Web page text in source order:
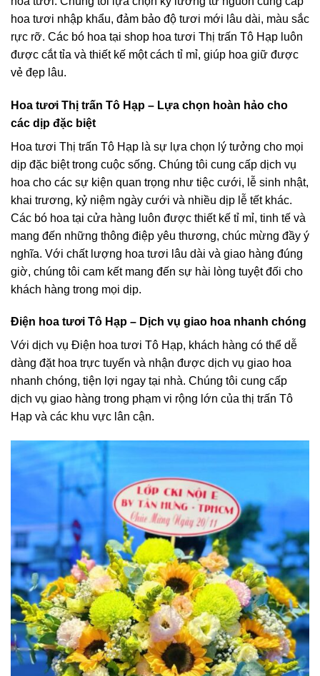
hoa tươi nhập khẩu, đảm bảo độ tươi mới lâu dài, màu sắc
rực rỡ. Các bó hoa tại shop hoa tươi Thị trấn Tô Hạp luôn
được cắt tỉa và thiết kế một cách tỉ mỉ, giúp hoa giữ được
vẻ đẹp lâu.
Hoa tươi Thị trấn Tô Hạp – Lựa chọn hoàn hảo cho
các dịp đặc biệt
Hoa tươi Thị trấn Tô Hạp là sự lựa chọn lý tưởng cho mọi
dịp đặc biệt trong cuộc sống. Chúng tôi cung cấp dịch vụ
hoa cho các sự kiện quan trọng như tiệc cưới, lễ sinh nhật,
khai trương, kỷ niệm ngày cưới và nhiều dịp lễ tết khác.
Các bó hoa tại cửa hàng luôn được thiết kế tỉ mỉ, tinh tế và
mang đến những thông điệp yêu thương, chúc mừng đầy ý
nghĩa. Với chất lượng hoa tươi lâu dài và giao hàng đúng
giờ, chúng tôi cam kết mang đến sự hài lòng tuyệt đối cho
khách hàng trong mọi dịp.
Điện hoa tươi Tô Hạp – Dịch vụ giao hoa nhanh chóng
Với dịch vụ Điện hoa tươi Tô Hạp, khách hàng có thể dễ
dàng đặt hoa trực tuyến và nhận được dịch vụ giao hoa
nhanh chóng, tiện lợi ngay tại nhà. Chúng tôi cung cấp
dịch vụ giao hàng trong phạm vi rộng lớn của thị trấn Tô
Hạp và các khu vực lân cận.